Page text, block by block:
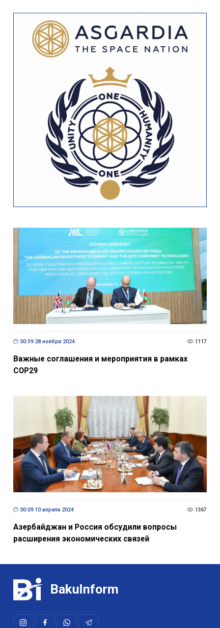
00:39 28 ноября 2024 1117
Важные соглашения и мероприятия в рамках
COP29
00:09 10 апреля 2024 1367
Азербайджан и Россия обсудили вопросы
расширения экономических связей
BakuInform